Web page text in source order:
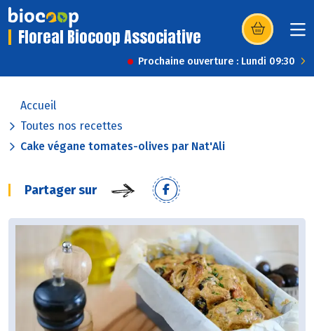
Floreal Biocoop Associative (s’ouvre dans
Prochaine ouverture : Lundi 09:30
Accueil
Toutes nos recettes
Cake végane tomates-olives par Nat'Ali
Partager sur